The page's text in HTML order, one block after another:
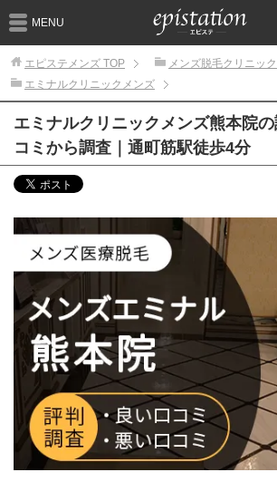
MENU
エピステメンズ TOP
メンズ脱毛クリニッ
エミナルクリニックメンズ
エミナルクリニックメンズ熊本院
コミから調査｜通町筋駅徒歩4分